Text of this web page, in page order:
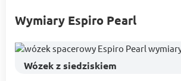
Wymiary Espiro Pearl
Wózek z siedziskiem